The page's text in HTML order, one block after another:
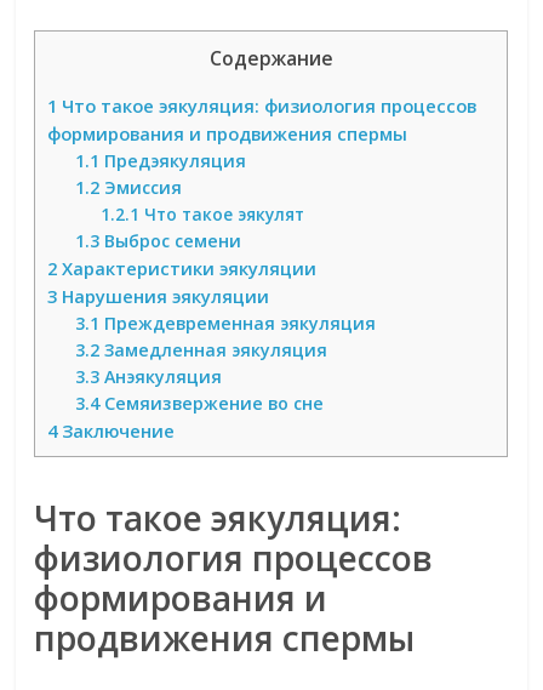
Содержание
1 Что такое эякуляция: физиология процессов
формирования и продвижения спермы
1.1 Предэякуляция
1.2Эмиссия
1.2.1 Что такое эякулят
1.3Выброс семени
2 Характеристики эякуляции
3 Нарушения эякуляции
3.1 Преждевременная эякуляция
3.2Замедленная эякуляция
3.3Анэякуляция
3.4Семяизвержение во сне
4Заключение
Что такое эякуляция:
физиология процессов
формирования и
продвижения спермы